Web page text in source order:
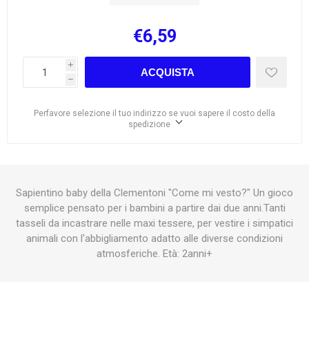
€6,59
i
h
ACQUISTA
Perfavore selezione il tuo indirizzo se vuoi sapere il costo della
spedizione
Sapientino baby della Clementoni "Come mi vesto?" Un gioco
semplice pensato per i bambini a partire dai due anni.Tanti
tasseli da incastrare nelle maxi tessere, per vestire i simpatici
animali con l'abbigliamento adatto alle diverse condizioni
atmosferiche. Età: 2anni+